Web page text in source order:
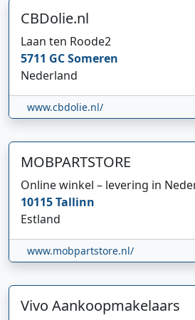
CBDolie.nl
Laan ten Roode2
5711 GCSomeren
Nederland
www.cbdolie.nl/
MOBPARTSTORE
Online winkel – levering in
10115Tallinn
Estland
www.mobpartstore.nl/
Vivo Aankoopmakelaars